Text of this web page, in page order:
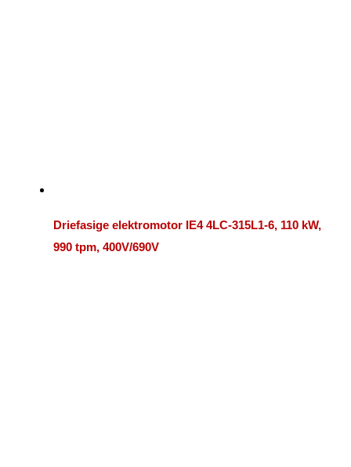
Driefasige elektromotor IE4 4LC-315L1-6, 110 kW,
990 tpm, 400V/690V